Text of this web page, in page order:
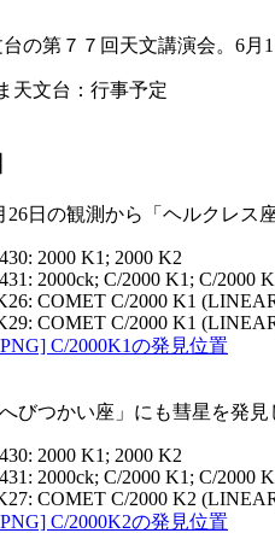
の第７７回天文講演会。6
天文台：行事予定
26日の観測から「ヘルクレス
2000 K1; 2000 K2
2000ck; C/2000 K1; C/2000
COMET C/2000 K1
COMET C/2000 K1
C/2000K1の発見位置
びつかい座」にも彗星を発
2000 K1; 2000 K2
2000ck; C/2000 K1; C/2000
COMET C/2000 K2
C/2000K2の発見位置